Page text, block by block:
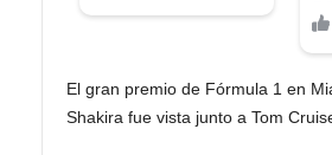
El gran premio de Fórmula 1 en
Shakira fue vista junto a Tom